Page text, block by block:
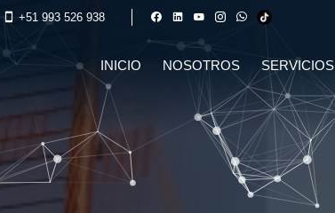
+51 993 526 938
INICIO NOSOTROS SERVICIOS
DERECHO FINANCIERO Y
CRIPTOMONEDAS
DERECHO CIVIL